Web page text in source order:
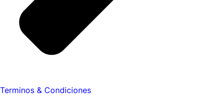
Terminos & Condiciones